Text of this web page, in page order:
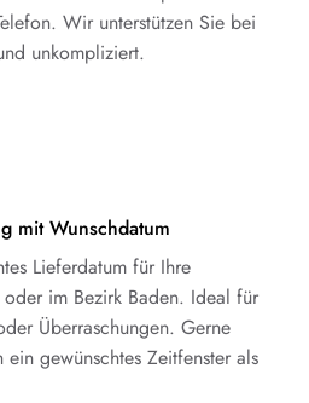
Wir unterstützen Sie bei
unkompliziert.
mit Wunschdatum
Lieferdatum für Ihre
im Bezirk Baden. Ideal für
Überraschungen. Gerne
gewünschtes Zeitfenster als